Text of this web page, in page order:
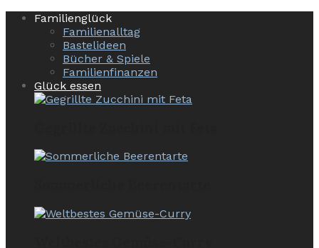
Familienglück
Familienalltag
Bastelideen
Bücher & Spiele
Familienfinanzen
Glück essen